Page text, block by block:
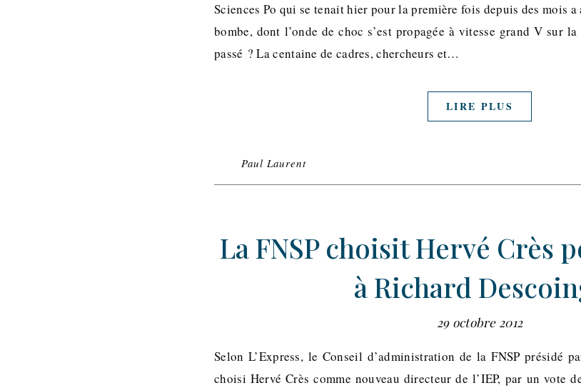
Sciences Po qui se tenait hier pour la première fois depuis des mois
bombe, dont l’onde de choc s’est propagée à vitesse grand V sur
passé ? La centaine de cadres, chercheurs et…
LIRE PLUS
Paul Laurent
La FNSP choisit Hervé Crès
à Richard
29 octobre 2012
Selon L’Express, le Conseil d’administration de la FNSP présidé
choisi Hervé Crès comme nouveau directeur de l’IEP, par un vote